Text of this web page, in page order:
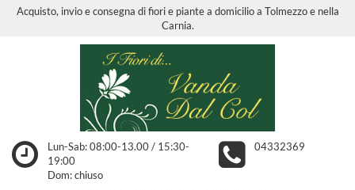
Acquisto, invio e consegna di fiori e piante a domicilio a Tolmezzo e nella
Carnia.
Lun-Sab: 08:00-13.00 / 15:30-
19:00
Dom: chiuso
04332369